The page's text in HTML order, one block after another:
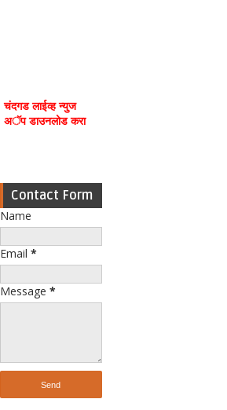
चंदगड लाईव्ह न्युज
अॅप डाउनलोड करा
Contact Form
Name
Email *
Message *